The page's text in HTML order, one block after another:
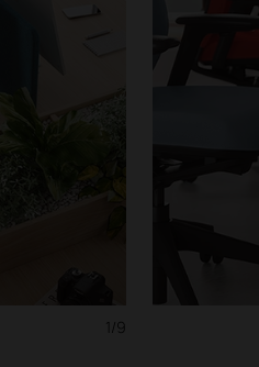
1/9